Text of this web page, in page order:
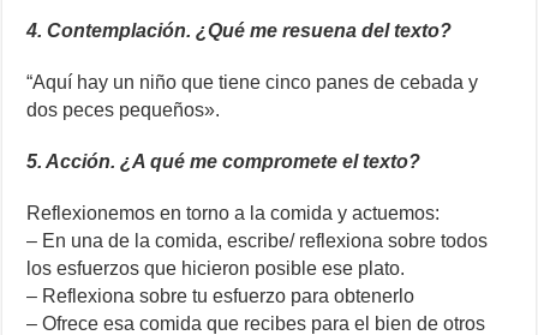
4. Contemplación. ¿Qué me resuena del texto?
“Aquí hay un niño que tiene cinco panes de cebada y
dos peces pequeños».
5. Acción. ¿A qué me compromete el texto?
Reflexionemos en torno a la comida y actuemos:
– En una de la comida, escribe/ reflexiona sobre todos
los esfuerzos que hicieron posible ese plato.
– Reflexiona sobre tu esfuerzo para obtenerlo
– Ofrece esa comida que recibes para el bien de otros